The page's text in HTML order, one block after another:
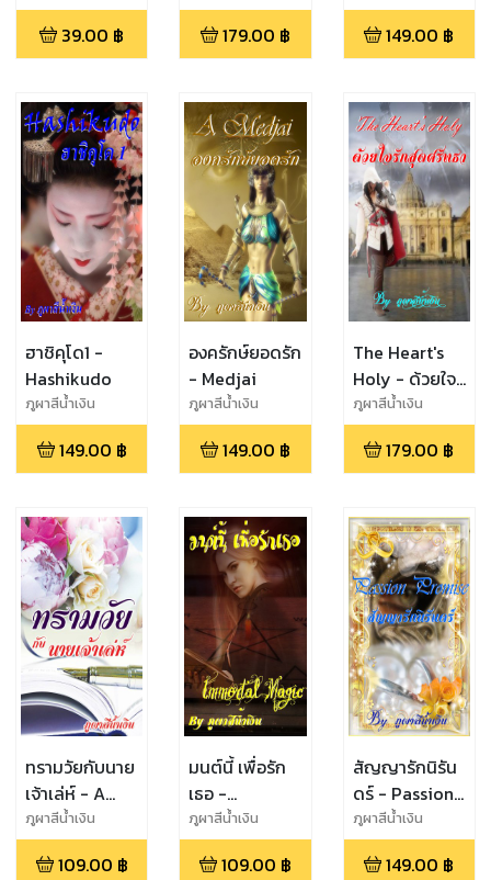
39.00 ฿ 179.00 ฿ 149.00 ฿
ฮาชิคุโด1 -
Hashikudo
ภูผาสีน้ำเงิน
149.00 ฿
องครักษ์ยอดรัก
- Medjai
ภูผาสีน้ำเงิน
149.00 ฿
The Heart's
Holy - ด้วยใจ
รักสุดศรัทธา
ภูผาสีน้ำเงิน
179.00 ฿
ทรามวัยกับนาย
เจ้าเล่ห์ - A
Girl With A
Man
ภูผาสีน้ำเงิน
109.00 ฿
มนต์นี้ เพื่อรัก
เธอ -
Immortal
Magic
ภูผาสีน้ำเงิน
109.00 ฿
สัญญารักนิรัน
ดร์ - Passion
Promise
ภูผาสีน้ำเงิน
149.00 ฿